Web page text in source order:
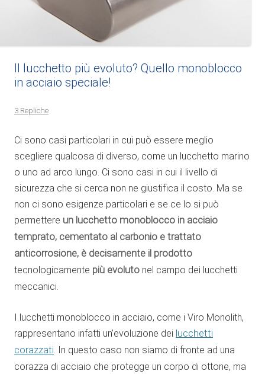
Il lucchetto più evoluto? Quello monoblocco
in acciaio speciale!
3 Repliche
Ci sono casi particolari in cui può essere meglio
scegliere qualcosa di diverso, come un lucchetto marino
o uno ad arco lungo. Ci sono casi in cui il livello di
sicurezza che si cerca non ne giustifica il costo. Ma se
non ci sono esigenze particolari e se ce lo si può
permettere un lucchetto monoblocco in acciaio
temprato, cementato al carbonio e trattato
anticorrosione, è decisamente il prodotto
tecnologicamente più evoluto nel campo dei lucchetti
meccanici.
I lucchetti monoblocco in acciaio, come i Viro Monolith,
rappresentano infatti un’evoluzione dei lucchetti
corazzati. In questo caso non siamo di fronte ad una
corazza di acciaio che protegge un corpo di ottone, ma